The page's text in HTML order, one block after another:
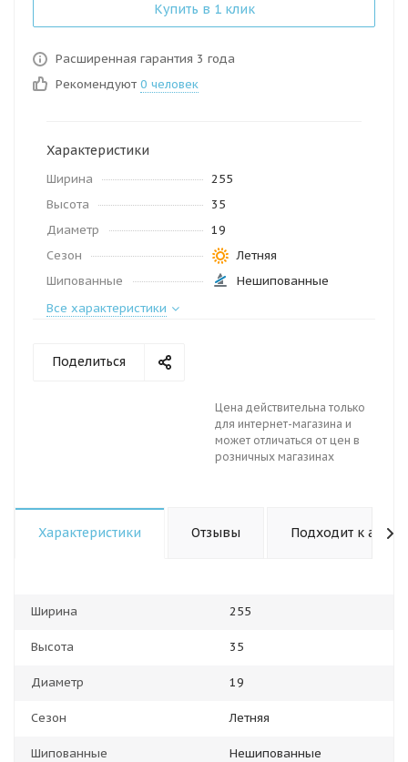
Купить в 1 клик
Расширенная гарантия 3 года
Рекомендуют 0 человек
Характеристики
Ширина
255
Высота
35
Диаметр
19
Сезон
Летняя
Шипованные
Нешипованные
Все характеристики
Поделиться
Цена действительна только
для интернет-магазина и
может отличаться от цен в
розничных магазинах
Характеристики Отзывы Подходит к авто
Ширина 255
Высота 35
Диаметр 19
Сезон Летняя
Шипованные Нешипованные